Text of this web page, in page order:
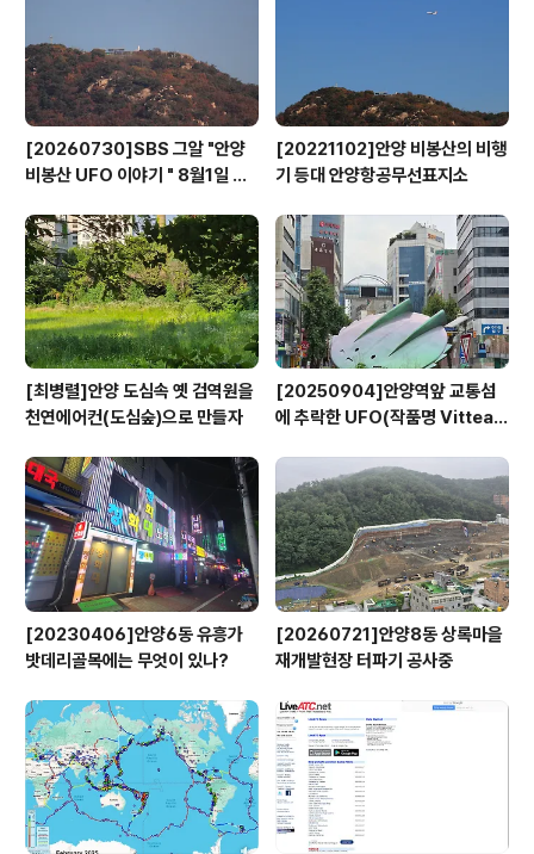
차의 성공적인 공동재현을 위해 △행차 재현에 ..
[20260730]SBS 그알 "안양
비봉산 UFO 이야기 " 8월1일 방
[20221102]안양 비봉산의 비행
기 등대 안양항공무선표지소
[최병렬]안양 도심속 옛 검역원을
천연에어컨(도심숲)으로 만들자
[20250904]안양역앞 교통섬
에 추락한 UFO(작품명 Vitteau
[20230406]안양6동 유흥가
밧데리골목에는 무엇이 있나?
[20260721]안양8동 상록마을
재개발현장 터파기 공사중